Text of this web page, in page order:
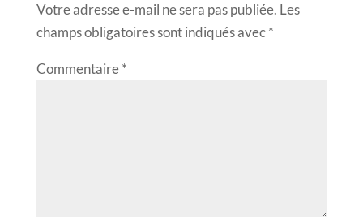
Votre adresse e-mail ne sera pas publiée. Les
champs obligatoires sont indiqués avec*
Commentaire*